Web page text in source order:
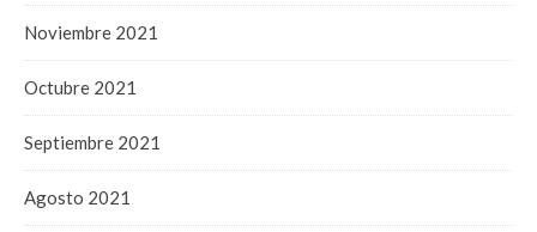
Noviembre 2021
Octubre 2021
Septiembre 2021
Agosto 2021